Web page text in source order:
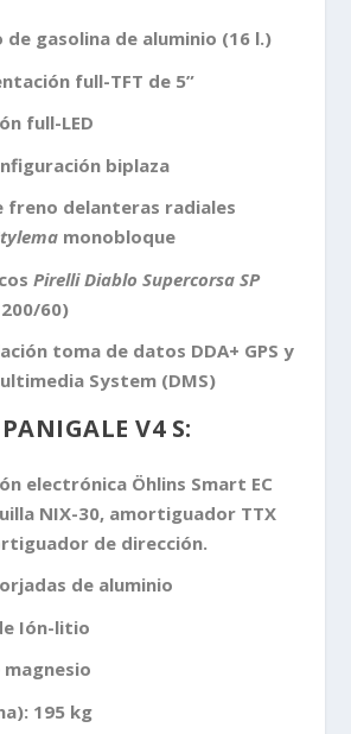
de gasolina de aluminio (16 l.)
full-TFT de 5”
full-LED
biplaza
freno delanteras radiales
monobloque
Pirelli Diablo Supercorsa SP
60)
toma de datos DDA+ GPS y
System (DMS)
V4 S:
electrónica Öhlins Smart EC
NIX-30, amortiguador TTX
de dirección.
de aluminio
Ión-litio
195 kg